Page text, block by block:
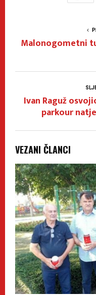
Malonogometni
Ivan Raguž
parkour
VEZANI ČLANCI